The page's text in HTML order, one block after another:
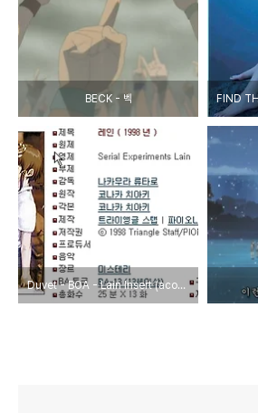
BECK - 벡
Duvet - BOA - Lain Insert (acoustic guitar ver)